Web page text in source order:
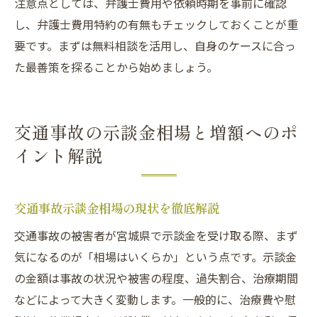
し、弁護士費用特約の有無もチェックしておくことが重
要です。まずは無料相談を活用し、自身のケースに合っ
た最善策を探ることから始めましょう。
交通事故の示談金相場と増額へのポ
イント解説
交通事故示談金相場の現状を徹底解説
交通事故の被害者が宮城県で示談金を受け取る際、まず
気になるのが「相場はいくらか」という点です。示談金
の金額は事故の状況や被害の程度、過失割合、治療期間
などによって大きく変動します。一般的に、治療費や慰